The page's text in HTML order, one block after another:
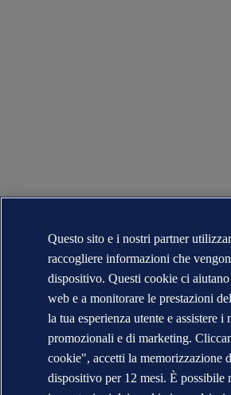
Questo sito e i nostri partner
raccogliere informazioni che
dispositivo. Questi cookie ci
web e a monitorare le prestazioni
la tua esperienza utente e assistere i
promozionali e di marketing.
cookie", accetti la memorizzazione
dispositivo per 12 mesi. È possibile